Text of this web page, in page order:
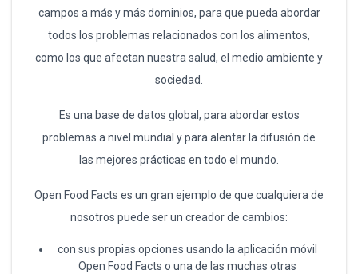
campos a más y más dominios, para que pueda abordar
todos los problemas relacionados con los alimentos,
como los que afectan nuestra salud, el medio ambiente y
sociedad.
Es una base de datos global, para abordar estos
problemas a nivel mundial y para alentar la difusión de
las mejores prácticas en todo el mundo.
Open Food Facts es un gran ejemplo de que cualquiera de
nosotros puede ser un creador de cambios:
con sus propias opciones usando la aplicación móvil
Open Food Facts o una de las muchas otras